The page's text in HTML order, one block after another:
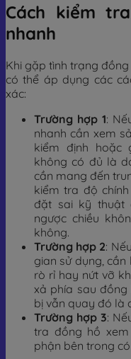
Cách kiểm
nhanh
Khi gặp tình trạng
có thể áp dụng các
xác:
Trường hợp 1:
nhanh cần xem
kiểm định hoặc
không có đủ là
cần mang đến
kiểm tra độ
đặt sai kỹ thuật
ngược chiều
không.
Trường hợp 2:
gian sử dụng,
rò rỉ hay nứt vỡ
xả phía sau
bị vẫn quay đó là
Trường hợp 3:
tra đồng hồ
phận bên trong